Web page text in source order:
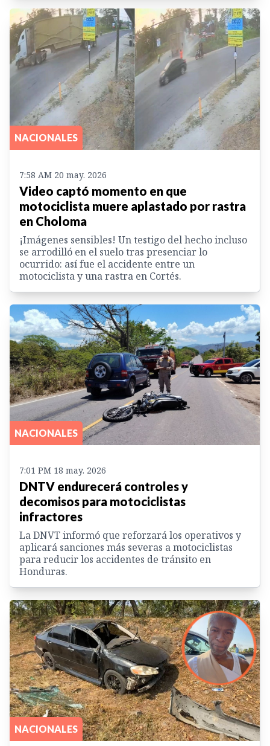
NACIONALES
7:58 AM 20 may. 2026
Video captó momento en que
motociclista muere aplastado por rastra
en Choloma
¡Imágenes sensibles! Un testigo del hecho incluso
se arrodilló en el suelo tras presenciar lo
ocurrido: así fue el accidente entre un
motociclista y una rastra en Cortés.
NACIONALES
7:01 PM 18 may. 2026
DNTV endurecerá controles y
decomisos para motociclistas
infractores
La DNVT informó que reforzará los operativos y
aplicará sanciones más severas a motociclistas
para reducir los accidentes de tránsito en
Honduras.
NACIONALES